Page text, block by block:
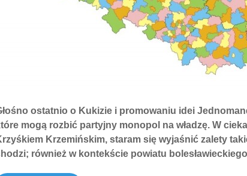
ostatnio o Kukizie i promowaniu idei
mogą rozbić partyjny monopol na władzę. W
Krzemińskim, staram się wyjaśnić zalety
również w kontekście powiatu